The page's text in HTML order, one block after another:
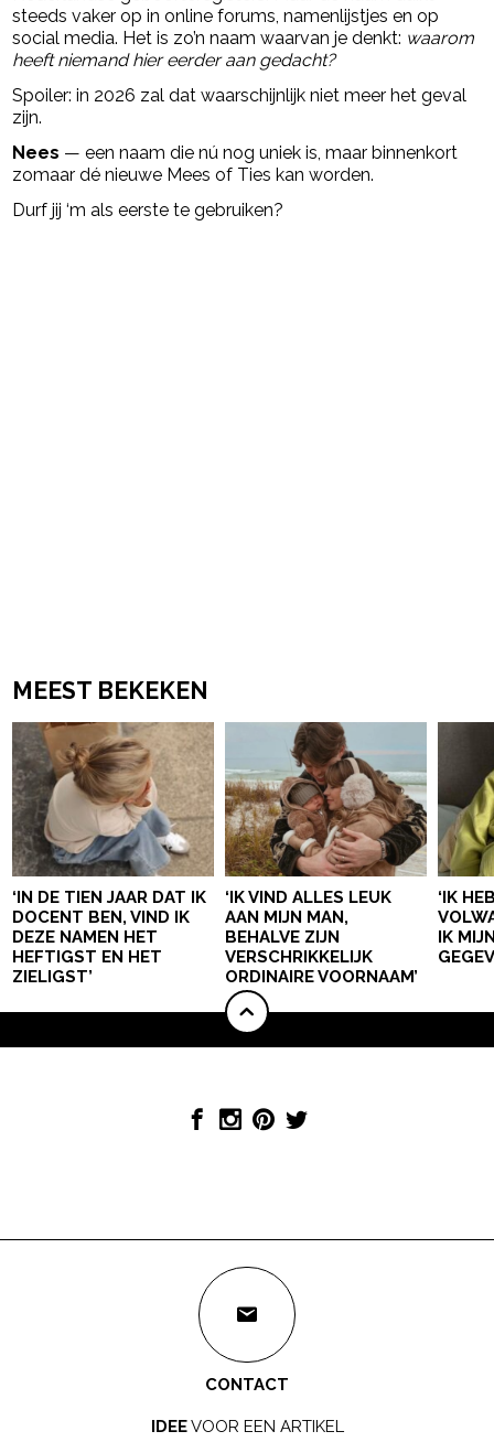
steeds vaker op in online forums, namenlijstjes en op
social media. Het is zo’n naam waarvan je denkt: waarom
heeft niemand hier eerder aan gedacht?
Spoiler: in 2026 zal dat waarschijnlijk niet meer het geval
zijn.
Nees — een naam die nú nog uniek is, maar binnenkort
zomaar dé nieuwe Mees of Ties kan worden.
Durf jij ‘m als eerste te gebruiken?
MEEST BEKEKEN
‘IN DE TIEN JAAR DAT IK
DOCENT BEN, VIND IK
DEZE NAMEN HET
HEFTIGST EN HET
ZIELIGST’
‘IK VIND ALLES LEUK
AAN MIJN MAN,
BEHALVE ZIJN
VERSCHRIKKELIJK
ORDINAIRE VOORNAAM’
‘IK
IK
CONTACT
IDEEVOOR EEN ARTIKEL